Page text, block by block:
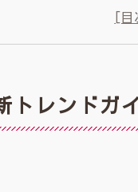
住宅デザインと環
住宅デザインにお
トレンドガ